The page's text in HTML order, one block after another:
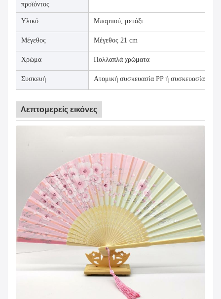
προϊόντος
Υλικό Μπαμπού, μετάξι.
Μέγεθος Μέγεθος 21 cm
Χρώμα Πολλαπλά χρώματα
Συσκευή Ατομική συσκευασία PP ή συσκευασία
Λεπτομερείς εικόνες